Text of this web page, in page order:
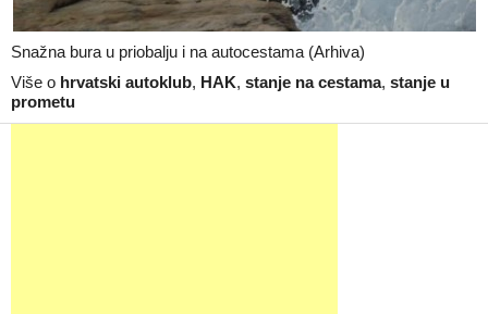
Snažna bura u priobalju i na autocestama (Arhiva)
Više o hrvatski autoklub, HAK, stanje na cestama, stanje u
prometu